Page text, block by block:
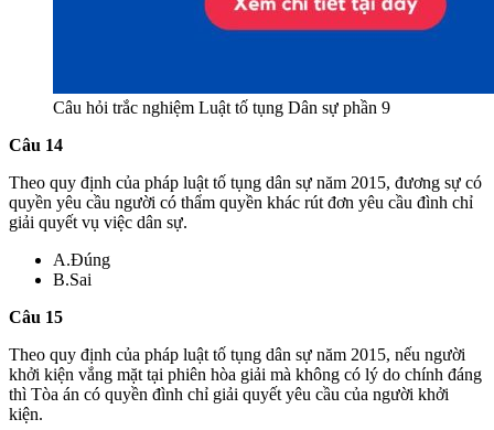
Câu hỏi trắc nghiệm Luật tố tụng Dân sự phần 9
Câu 14
Theo quy định của pháp luật tố tụng dân sự năm 2015, đương sự có
quyền yêu cầu người có thẩm quyền khác rút đơn yêu cầu đình chỉ
giải quyết vụ việc dân sự.
A.Đúng
B.Sai
Câu 15
Theo quy định của pháp luật tố tụng dân sự năm 2015, nếu người
khởi kiện vắng mặt tại phiên hòa giải mà không có lý do chính đáng
thì Tòa án có quyền đình chỉ giải quyết yêu cầu của người khởi
kiện.